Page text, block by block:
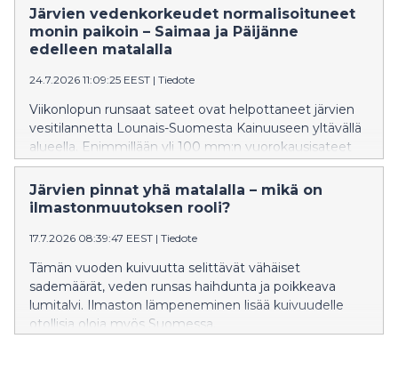
torjuntaan varautunut Rajavartiolaitos ja
Sukelluslääketieteen keskus. Kahden viikon aikana
Ilmarisen tankeista saatiin talteen noin 60 000 litraa
tyhjennettyä. Kovan aallokon takia työ jouduttiin välillä
keskeyttämään.
Järvien vedenkorkeudet normalisoituneet
monin paikoin – Saimaa ja Päijänne
edelleen matalalla
24.7.2026 11:09:25 EEST | Tiedote
Viikonlopun runsaat sateet ovat helpottaneet järvien
vesitilannetta Lounais-Suomesta Kainuuseen yltävällä
alueella. Enimmillään yli 100 mm:n vuorokausisateet
ovat nostaneet viime päivien aikana monen pienen
järven vedenkorkeutta yli 50 cm ja suuria järviä 20–30
cm.
Järvien pinnat yhä matalalla – mikä on
ilmastonmuutoksen rooli?
17.7.2026 08:39:47 EEST | Tiedote
Tämän vuoden kuivuutta selittävät vähäiset
sademäärät, veden runsas haihdunta ja poikkeava
lumitalvi. Ilmaston lämpeneminen lisää kuivuudelle
otollisia oloja myös Suomessa.